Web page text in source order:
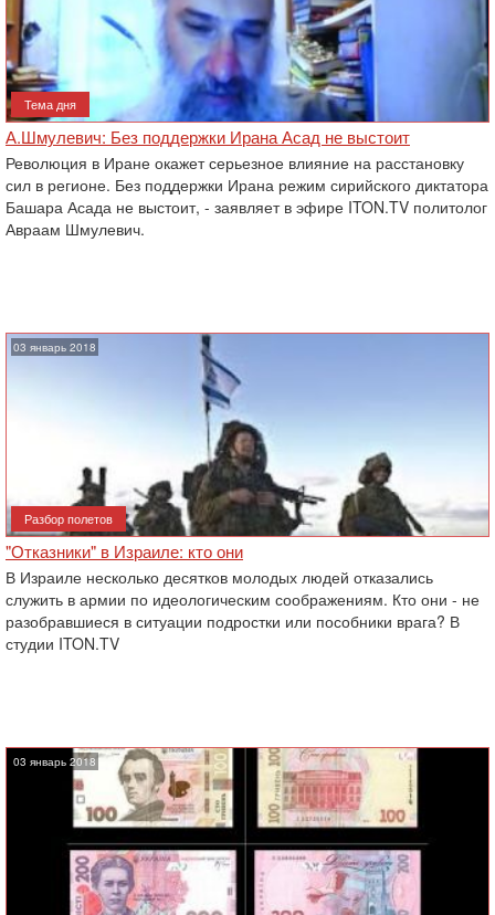
Тема дня
А.Шмулевич: Без поддержки Ирана Асад не выстоит
Революция в Иране окажет серьезное влияние на расстановку
сил в регионе. Без поддержки Ирана режим сирийского диктатора
Башара Асада не выстоит, - заявляет в эфире ITON.TV политолог
Авраам Шмулевич.
03 январь 2018
Разбор полетов
‎"Отказники" в Израиле: кто они‎
В Израиле несколько десятков молодых людей отказались
служить в армии по идеологическим ‎соображениям. Кто они - не
разобравшиеся в ситуации подростки или пособники врага? В
студии ‎ITON.TV
03 январь 2018